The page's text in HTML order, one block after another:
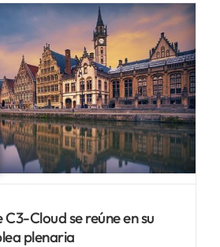
C3-Cloud se reúne en su
plenaria